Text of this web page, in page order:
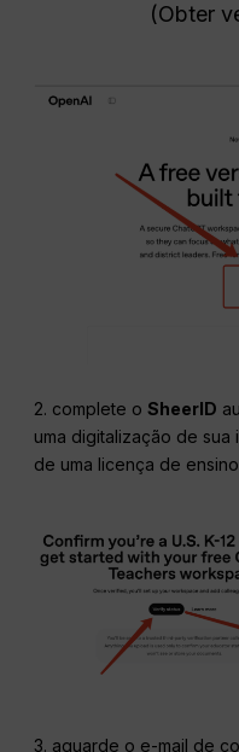
(Obter
2. complete oSheerID
uma digitalização de
de uma licença de
3. aguarde o e-mail de